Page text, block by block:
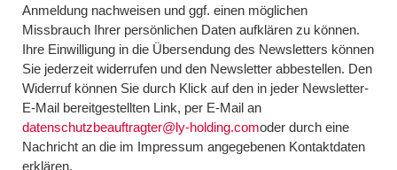
Anmeldung nachweisen und ggf. einen möglichen
Missbrauch Ihrer persönlichen Daten aufklären zu können.
Ihre Einwilligung in die Übersendung des Newsletters können
Sie jederzeit widerrufen und den Newsletter abbestellen. Den
Widerruf können Sie durch Klick auf den in jeder Newsletter-
E-Mail bereitgestellten Link, per E-Mail an
datenschutzbeauftragter@ly-holding.comoder durch eine
Nachricht an die im Impressum angegebenen Kontaktdaten
erklären.